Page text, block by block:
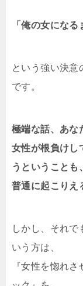
「俺の女にな
という強い決意
です。
極端な話、あな
女性が根負けし
うということも、
普通に起こりえ
しかし、それで
いう方は、
『女性を惚れ